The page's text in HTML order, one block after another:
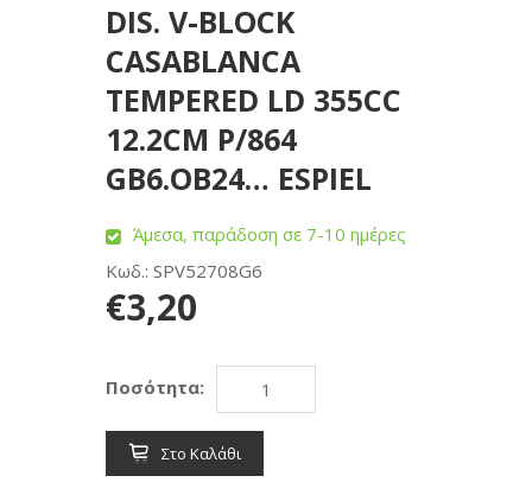
DIS. V-BLOCK
CASABLANCA
TEMPERED LD 355CC
12.2CM P/864
GB6.OB24… ESPIEL
Άμεσα, παράδοση σε 7-10 ημέρες
Κωδ.: SPV52708G6
€3,20
Ποσότητα:
Στο Καλάθι